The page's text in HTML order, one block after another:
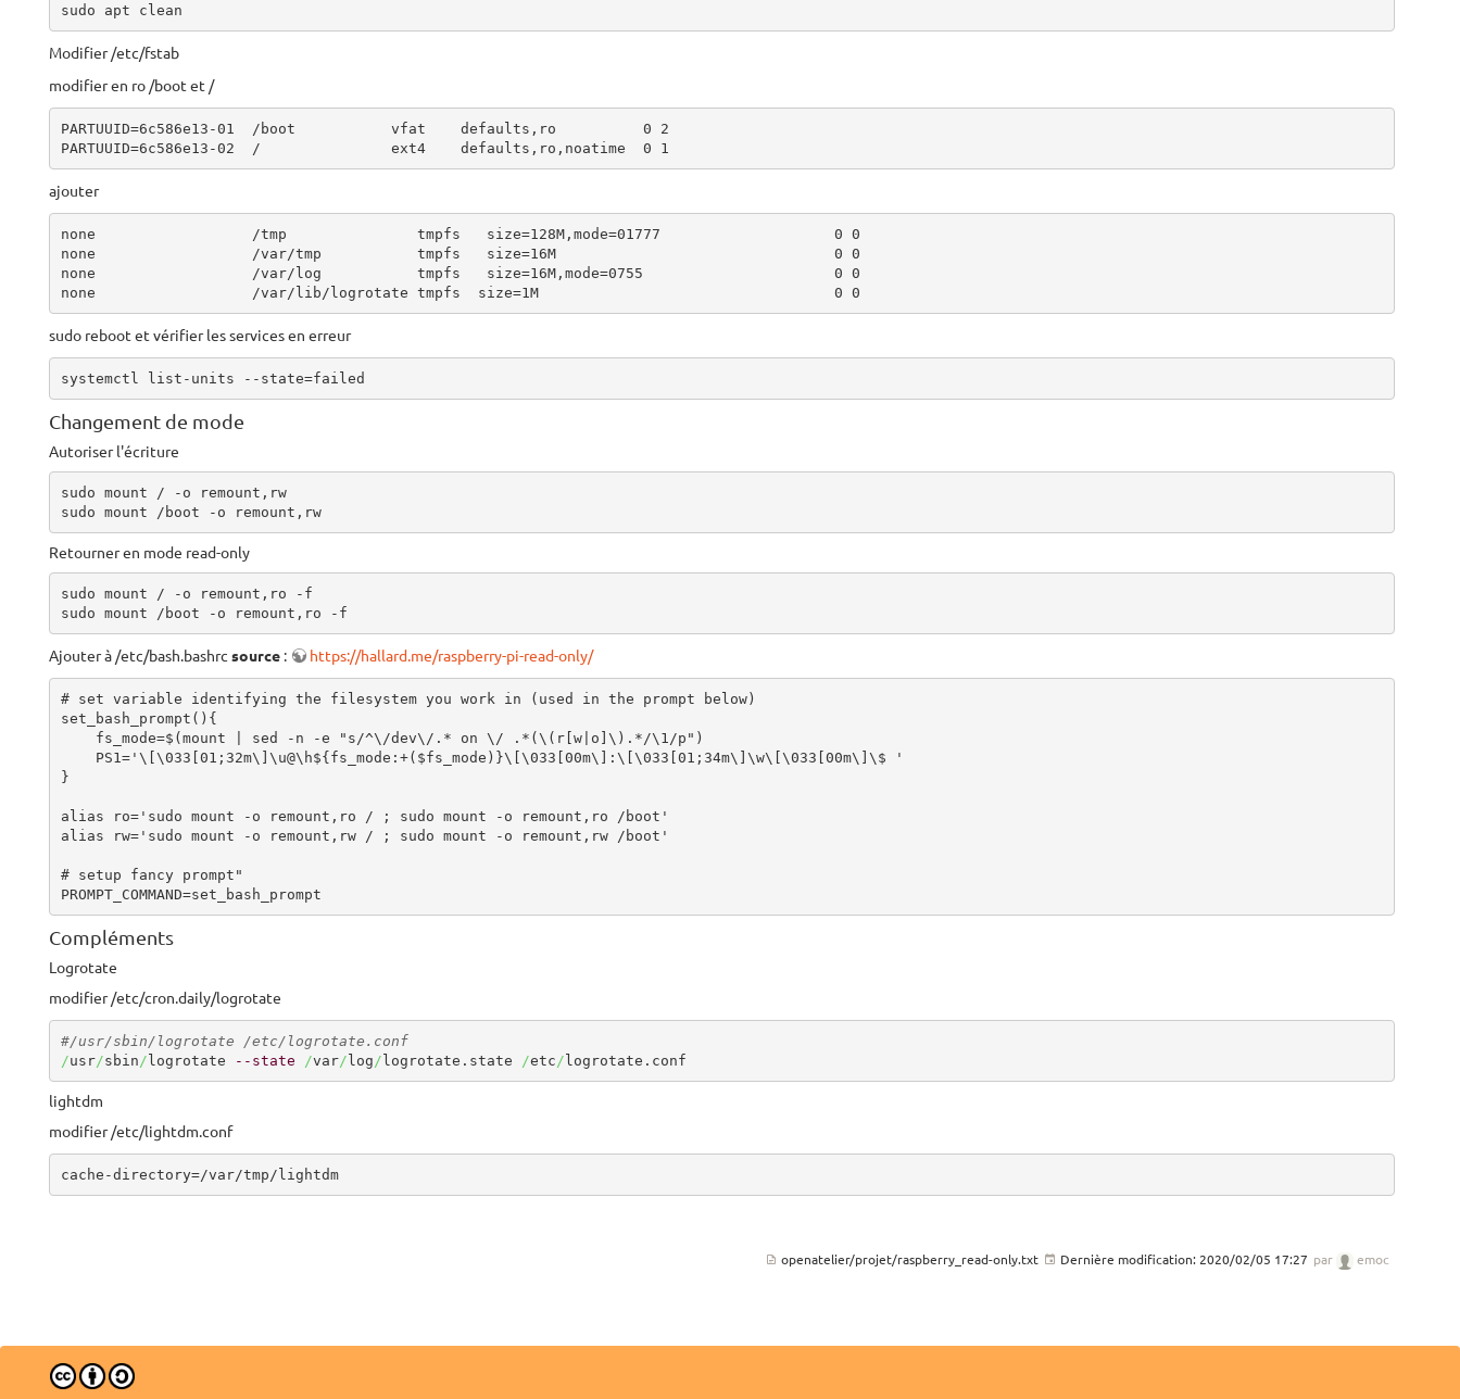
sudo apt clean
Modifier /etc/fstab
modifier en ro /boot et /
PARTUUID=6c586e13-01  /boot           vfat    defaults,ro          0 2
PARTUUID=6c586e13-02  /               ext4    defaults,ro,noatime  0 1
ajouter
none                  /tmp               tmpfs   size=128M,mode=01777                    0 0
none                  /var/tmp           tmpfs   size=16M                                0 0
none                  /var/log           tmpfs   size=16M,mode=0755                      0 0
none                  /var/lib/logrotate tmpfs  size=1M                                  0 0
sudo reboot et vérifier les services en erreur
systemctl list-units --state=failed
Changement de mode
Autoriser l'écriture
sudo mount / -o remount,rw
sudo mount /boot -o remount,rw
Retourner en mode read-only
sudo mount / -o remount,ro -f
sudo mount /boot -o remount,ro -f
Ajouter à /etc/bash.bashrc source : https://hallard.me/raspberry-pi-read-only/
# set variable identifying the filesystem you work in (used in the prompt below)
set_bash_prompt(){
}
alias ro='sudo mount -o remount,ro / ; sudo mount -o remount,ro /boot'
alias rw='sudo mount -o remount,rw / ; sudo mount -o remount,rw /boot'
# setup fancy prompt"
PROMPT_COMMAND=set_bash_prompt
Compléments
Logrotate
modifier /etc/cron.daily/logrotate
#/usr/sbin/logrotate /etc/logrotate.conf
/usr/sbin /logrotate --state /var/log /logrotate.state /etc /logrotate.conf
lightdm
modifier /etc/lightdm.conf
cache-directory=/var/tmp/lightdm
openatelier/projet/raspberry_read-only.txt Dernière modification: 2020/02/05 17:27 par emoc